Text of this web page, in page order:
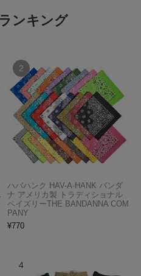
ンキング
ハバハンク HAV-A-HANK バンダ
ナ アメリカ製 トラディショナル
ペイズリーTHE BANDANNA COM
PANY
¥770